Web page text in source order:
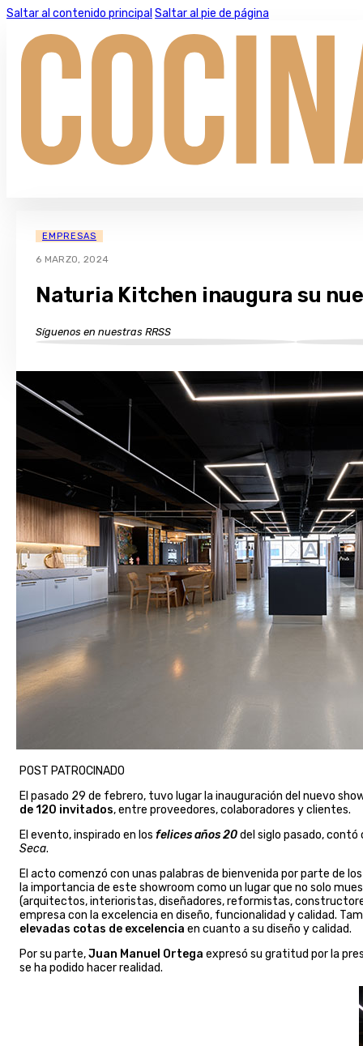
Saltar al contenido principal Saltar al pie de página
EMPRESAS
6 MARZO, 2024
Naturia Kitchen inaugura su
Síguenos en nuestras RRSS
POST PATROCINADO
El pasado 29 de febrero, tuvo lugar la inauguración del nuevo
de 120 invitados, entre proveedores, colaboradores y clientes.
El evento, inspirado en los felices años 20del siglo pasado,
Seca.
El acto comenzó con unas palabras de bienvenida por parte de
la importancia de este showroom como un lugar que no solo
(arquitectos, interioristas, diseñadores, reformistas,
empresa con la excelencia en diseño, funcionalidad y calidad.
elevadas cotas de excelencia en cuanto a su diseño y calidad.
Por su parte,Juan Manuel Ortega expresó su gratitud por la
se ha podido hacer realidad.